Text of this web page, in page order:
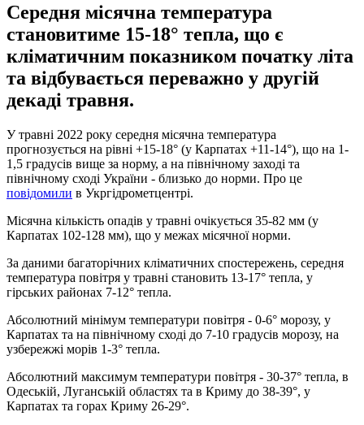
Середня місячна температура
становитиме 15-18° тепла, що є
кліматичним показником початку літа
та відбувається переважно у другій
декаді травня.
У травні 2022 року середня місячна температура
прогнозується на рівні +15-18° (у Карпатах +11-14°), що на 1-
1,5 градусів вище за норму, а на північному заході та
північному сході України - близько до норми. Про це
повідомили в Укргідрометцентрі.
Місячна кількість опадів у травні очікується 35-82 мм (у
Карпатах 102-128 мм), що у межах місячної норми.
За даними багаторічних кліматичних спостережень, середня
температура повітря у травні становить 13-17° тепла, у
гірських районах 7-12° тепла.
Абсолютний мінімум температури повітря - 0-6° морозу, у
Карпатах та на північному сході до 7-10 градусів морозу, на
узбережжі морів 1-3° тепла.
Абсолютний максимум температури повітря - 30-37° тепла, в
Одеській, Луганській областях та в Криму до 38-39°, у
Карпатах та горах Криму 26-29°.